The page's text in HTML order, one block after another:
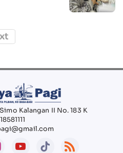
Kalangan II No. 183 K